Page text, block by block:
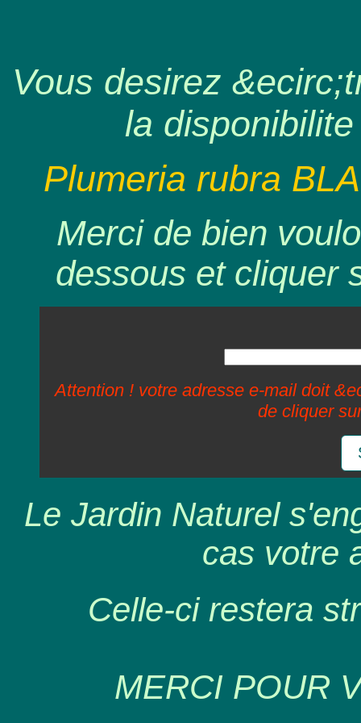
Vous desirez
la
Plumeria rubra
Merci de bien
dessous et cliquer
Attention ! votre adresse e-mail doit
de cliquer
Le Jardin Naturel
cas votre
Celle-ci restera
MERCI POUR